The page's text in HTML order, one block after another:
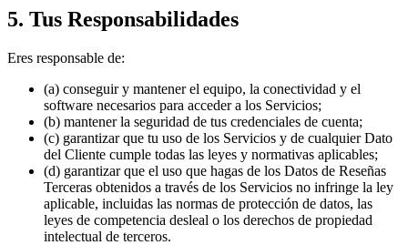
5. Tus Responsabilidades
Eres responsable de:
(a) conseguir y mantener el equipo, la conectividad y el
software necesarios para acceder a los Servicios;
(b) mantener la seguridad de tus credenciales de cuenta;
(c) garantizar que tu uso de los Servicios y de cualquier Dato
del Cliente cumple todas las leyes y normativas aplicables;
(d) garantizar que el uso que hagas de los Datos de Reseñas
Terceras obtenidos a través de los Servicios no infringe la ley
aplicable, incluidas las normas de protección de datos, las
leyes de competencia desleal o los derechos de propiedad
intelectual de terceros.